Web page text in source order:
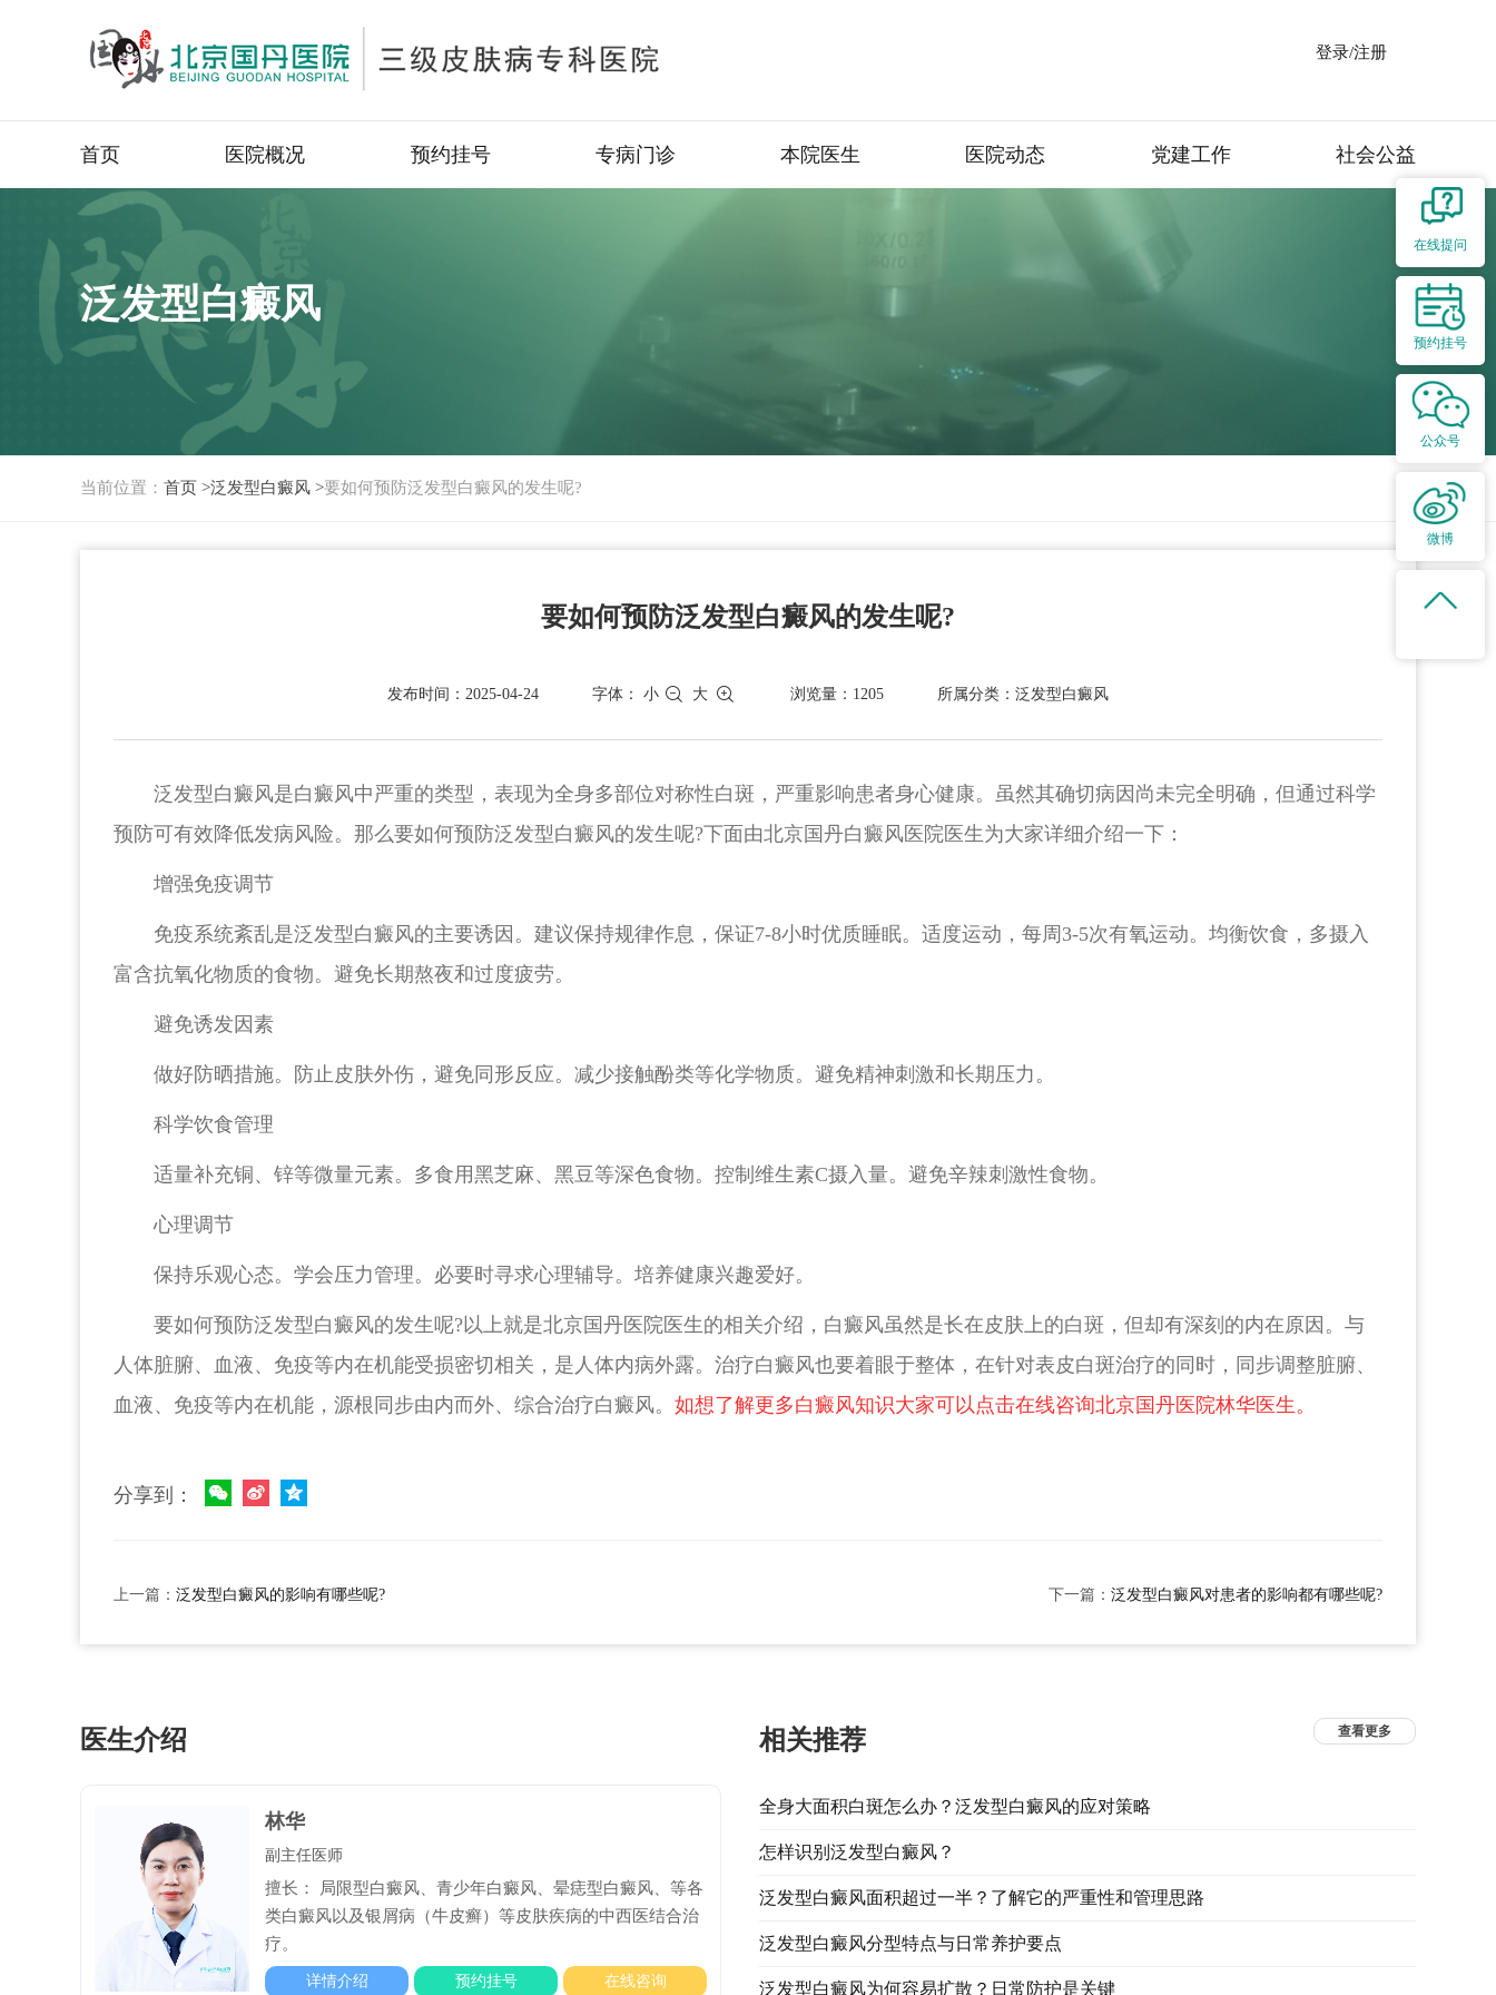
登录/注册
首页 医院概况 预约挂号 专病门诊 本院医生 医院动态 党建工作 社会公益
泛发型白癜风
当前位置： 首页 >泛发型白癜风 >要如何预防泛发型白癜风的发生呢?
要如何预防泛发型白癜风的发生呢?
发布时间：2025-04-24 字体： 小 大 浏览量：1205 所属分类：泛发型白癜风
泛发型白癜风是白癜风中严重的类型，表现为全身多部位对称性白斑，严重影响患者身心健康。虽然其确切病因尚未完全明确，但通过科学
预防可有效降低发病风险。那么要如何预防泛发型白癜风的发生呢?下面由北京国丹白癜风医院医生为大家详细介绍一下：
增强免疫调节
免疫系统紊乱是泛发型白癜风的主要诱因。建议保持规律作息，保证7-8小时优质睡眠。适度运动，每周3-5次有氧运动。均衡饮食，多摄入
富含抗氧化物质的食物。避免长期熬夜和过度疲劳。
避免诱发因素
做好防晒措施。防止皮肤外伤，避免同形反应。减少接触酚类等化学物质。避免精神刺激和长期压力。
科学饮食管理
适量补充铜、锌等微量元素。多食用黑芝麻、黑豆等深色食物。控制维生素C摄入量。避免辛辣刺激性食物。
心理调节
保持乐观心态。学会压力管理。必要时寻求心理辅导。培养健康兴趣爱好。
要如何预防泛发型白癜风的发生呢?以上就是北京国丹医院医生的相关介绍，白癜风虽然是长在皮肤上的白斑，但却有深刻的内在原因。与
人体脏腑、血液、免疫等内在机能受损密切相关，是人体内病外露。治疗白癜风也要着眼于整体，在针对表皮白斑治疗的同时，同步调整脏腑、
血液、免疫等内在机能，源根同步由内而外、综合治疗白癜风。 如想了解更多白癜风知识大家可以点击在线咨询北京国丹医院林华医生。
分享到：
上一篇： 泛发型白癜风的影响有哪些呢? 下一篇： 泛发型白癜风对患者的影响都有哪些呢?
医生介绍
林华
副主任医师
擅长： 局限型白癜风、青少年白癜风、晕痣型白癜风、等各
类白癜风以及银屑病（牛皮癣）等皮肤疾病的中西医结合治
疗。
详情介绍 预约挂号 在线咨询
相关推荐 查看更多
全身大面积白斑怎么办？泛发型白癜风的应对策略
怎样识别泛发型白癜风？
泛发型白癜风面积超过一半？了解它的严重性和管理思路
泛发型白癜风分型特点与日常养护要点
泛发型白癜风为何容易扩散？日常防护是关键
在线提问
预约挂号
公众号
微博